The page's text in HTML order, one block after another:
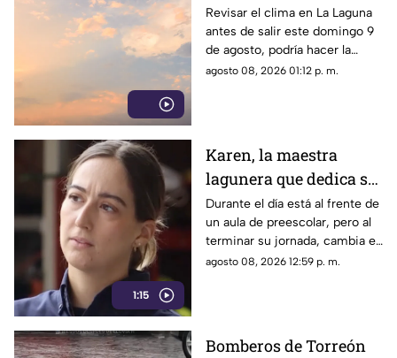
domingo 9 de agosto
2026?
Revisar el clima en La Laguna
antes de salir este domingo 9
de agosto, podría hacer la
diferencia entre un día
agosto 08, 2026 01:12 p. m.
1:15
Karen, la maestra
lagunera que dedica su
tiempo libre a ser
bombera voluntaria
Durante el día está al frente de
un aula de preescolar, pero al
terminar su jornada, cambia el
pizarrón por el uniforme de
agosto 08, 2026 12:59 p. m.
Bomberos de Torreón